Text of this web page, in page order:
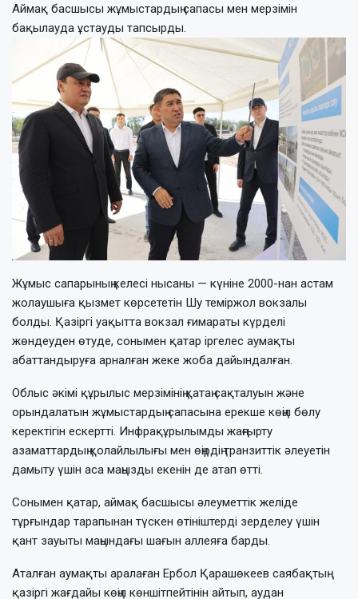
Аймақ басшысы жұмыстардың сапасы мен мерзімін
бақылауда ұстауды тапсырды.
Жұмыс сапарының келесі нысаны — күніне 2000-нан астам
жолаушыға қызмет көрсететін Шу теміржол вокзалы
болды. Қазіргі уақытта вокзал ғимараты күрделі
жөндеуден өтуде, сонымен қатар іргелес аумақты
абаттандыруға арналған жеке жоба дайындалған.
Облыс әкімі құрылыс мерзімінің қатаң сақталуын және
орындалатын жұмыстардың сапасына ерекше көңіл бөлу
керектігін ескертті. Инфрақұрылымды жаңғырту
азаматтардың қолайлылығы мен өңірдің транзиттік әлеуетін
дамыту үшін аса маңызды екенін де атап өтті.
Сонымен қатар, аймақ басшысы әлеуметтік желіде
тұрғындар тарапынан түскен өтініштерді зерделеу үшін
қант зауыты маңындағы шағын аллеяға барды.
Аталған аумақты аралаған Ербол Қарашөкеев саябақтың
қазіргі жағдайы көңіл көншітпейтінін айтып, аудан